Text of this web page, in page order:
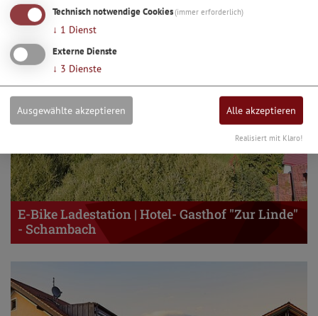
E-Bike Ladestation | Hotel- Gasthof "Zur Linde"
- Schambach
Technisch notwendige Cookies(immer erforderlich)
↓ 1 Dienst
Externe Dienste
↓ 3 Dienste
Ausgewählte akzeptieren Alle akzeptieren
Realisiert mit Klaro!